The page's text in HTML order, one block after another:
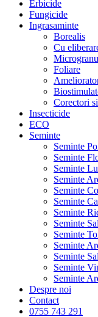
Erbicide
Fungicide
Ingrasaminte
Borealis
Cu
Foliare
Corectori
Insecticide
ECO
Seminte
Seminte
Seminte
Seminte
Seminte
Seminte
Seminte
Seminte
Seminte
Seminte
Seminte
Seminte
Seminte
Seminte
Despre noi
Contact
0755 743 291